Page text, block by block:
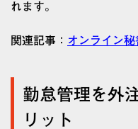
れます。
関連記事： オンライン
勤怠管理を外
リット